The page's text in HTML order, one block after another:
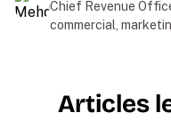
Chief Revenue
commercial,
Articles